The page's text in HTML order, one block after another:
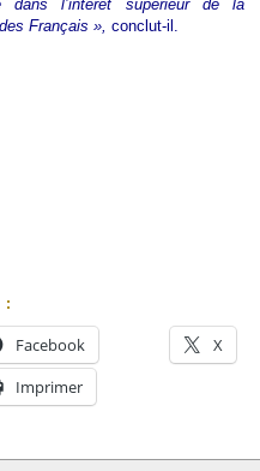
dans l’intérêt supérieur de la
Français », conclut-il.
:
Facebook X
Imprimer